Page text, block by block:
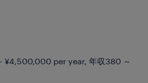
¥4,500,000 per year, 年収380 ～